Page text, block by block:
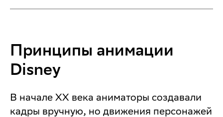
Принципы анимации
Disney
В начале XX века аниматоры создавали
кадры вручную, но движения персонажей